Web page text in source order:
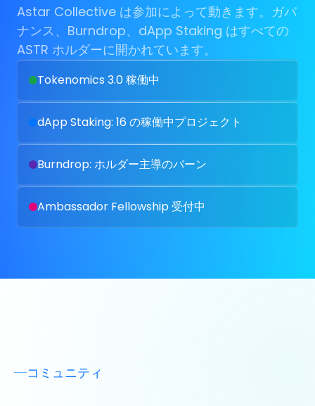
Astar Collective は参加によって動きます。ガバ
ナンス、Burndrop、dApp Staking はすべての
ASTR ホルダーに開かれています。
Tokenomics 3.0 稼働中
dApp Staking: 16 の稼働中プロジェクト
Burndrop: ホルダー主導のバーン
Ambassador Fellowship 受付中
コミュニティ